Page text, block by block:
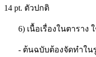
14 pt. ตัวปกติ
6) เนื้อเรื่องในตาราง
- ต้นฉบับต้องจัดทำในรู